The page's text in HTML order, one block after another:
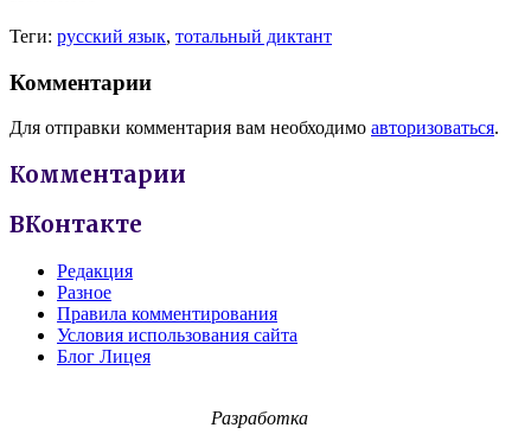
Теги: русский язык, тотальный диктант
Комментарии
Для отправки комментария вам необходимо авторизоваться.
Комментарии
ВКонтакте
Редакция
Разное
Правила комментирования
Условия использования сайта
Блог Лицея
Разработка